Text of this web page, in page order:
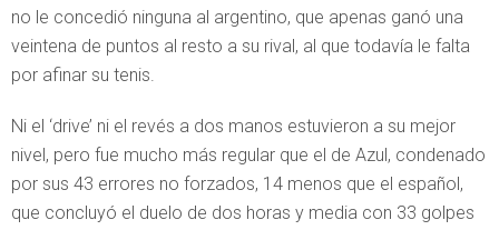
no le concedió ninguna al argentino, que apenas ganó una
veintena de puntos al resto a su rival, al que todavía le falta
por afinar su tenis.
Ni el ‘drive’ ni el revés a dos manos estuvieron a su mejor
nivel, pero fue mucho más regular que el de Azul, condenado
por sus 43 errores no forzados, 14 menos que el español,
que concluyó el duelo de dos horas y media con 33 golpes